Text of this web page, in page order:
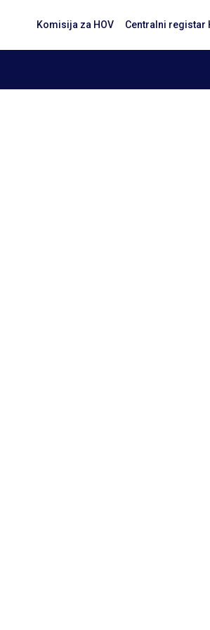
Komisija za HOV Centralni registar